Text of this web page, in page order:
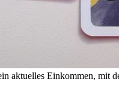
aktuelles Einkommen, mit